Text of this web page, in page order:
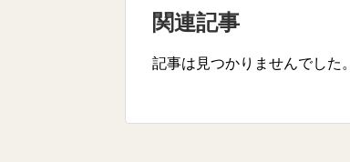
関連記事
記事は見つかりませんでした。